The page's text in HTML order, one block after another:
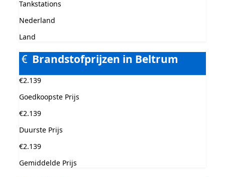
Tankstations
Nederland
Land
Brandstofprijzen in Beltrum
€2.139
Goedkoopste Prijs
€2.139
Duurste Prijs
€2.139
Gemiddelde Prijs